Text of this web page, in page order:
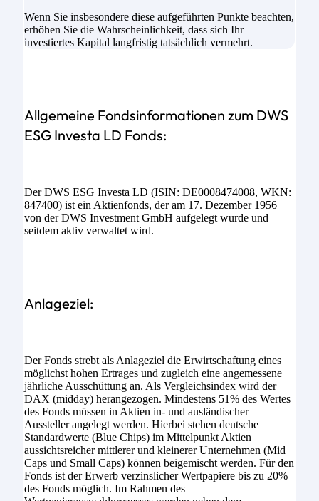
Wenn Sie insbesondere diese aufgeführten Punkte beachten,
erhöhen Sie die Wahrscheinlichkeit, dass sich Ihr
investiertes Kapital langfristig tatsächlich vermehrt.
Allgemeine Fondsinformationen zum DWS
ESG Investa LD Fonds:
Der DWS ESG Investa LD (ISIN: DE0008474008, WKN:
847400) ist ein Aktienfonds, der am 17. Dezember 1956
von der DWS Investment GmbH aufgelegt wurde und
seitdem aktiv verwaltet wird.
Anlageziel:
Der Fonds strebt als Anlageziel die Erwirtschaftung eines
möglichst hohen Ertrages und zugleich eine angemessene
jährliche Ausschüttung an. Als Vergleichsindex wird der
DAX (midday) herangezogen. Mindestens 51% des Wertes
des Fonds müssen in Aktien in- und ausländischer
Aussteller angelegt werden. Hierbei stehen deutsche
Standardwerte (Blue Chips) im Mittelpunkt Aktien
aussichtsreicher mittlerer und kleinerer Unternehmen (Mid
Caps und Small Caps) können beigemischt werden. Für den
Fonds ist der Erwerb verzinslicher Wertpapiere bis zu 20%
des Fonds möglich. Im Rahmen des